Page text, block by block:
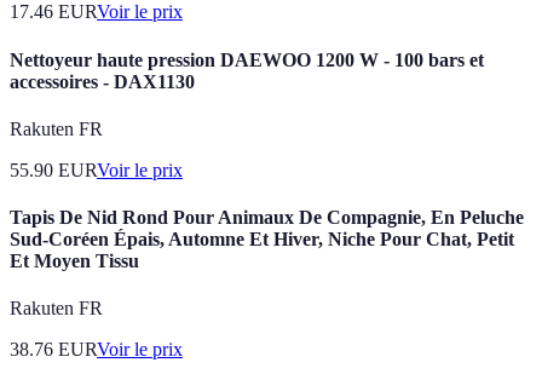
17.46 EURVoir le prix
Nettoyeur haute pression DAEWOO 1200 W - 100 bars et
accessoires - DAX1130
Rakuten FR
55.90 EURVoir le prix
Tapis De Nid Rond Pour Animaux De Compagnie, En Peluche
Sud-Coréen Épais, Automne Et Hiver, Niche Pour Chat, Petit
Et Moyen Tissu
Rakuten FR
38.76 EURVoir le prix